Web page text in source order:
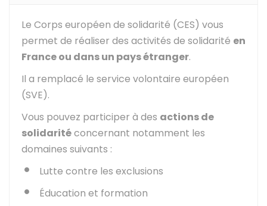
Le Corps européen de solidarité (CES) vous
permet de réaliser des activités de solidarité en
France ou dans un pays étranger.
Il a remplacé le service volontaire européen
(SVE).
Vous pouvez participer à des actions de
solidaritéconcernant notamment les
domaines suivants :
Lutte contre les exclusions
Éducation et formation